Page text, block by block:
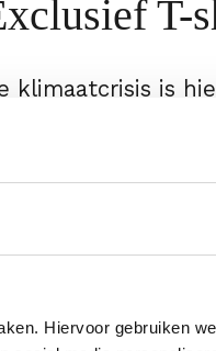
Hiervoor gebruiken
T-
klimaatcrisis is
koraalriffen vol
mensen
deze maand
Greenpeace